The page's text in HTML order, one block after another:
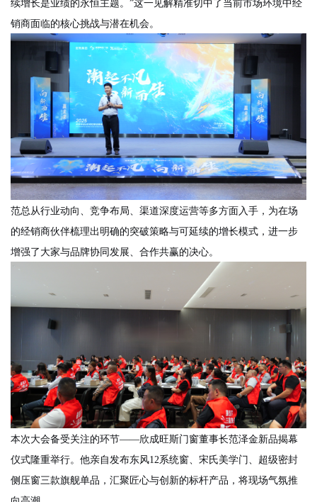
续增长是业绩的永恒主题。”这一见解精准切中了当前市场环境中经
销商面临的核心挑战与潜在机会。
范总从行业动向、竞争布局、渠道深度运营等多方面入手，为在场
的经销商伙伴梳理出明确的突破策略与可延续的增长模式，进一步
增强了大家与品牌协同发展、合作共赢的决心。
本次大会备受关注的环节——欣成旺斯门窗董事长范泽金新品揭幕
仪式隆重举行。他亲自发布东风12系统窗、 宋氏美学门 、 超级密封
侧压窗三款旗舰单品， 汇聚匠心与创新的标杆产品，将现场气氛推